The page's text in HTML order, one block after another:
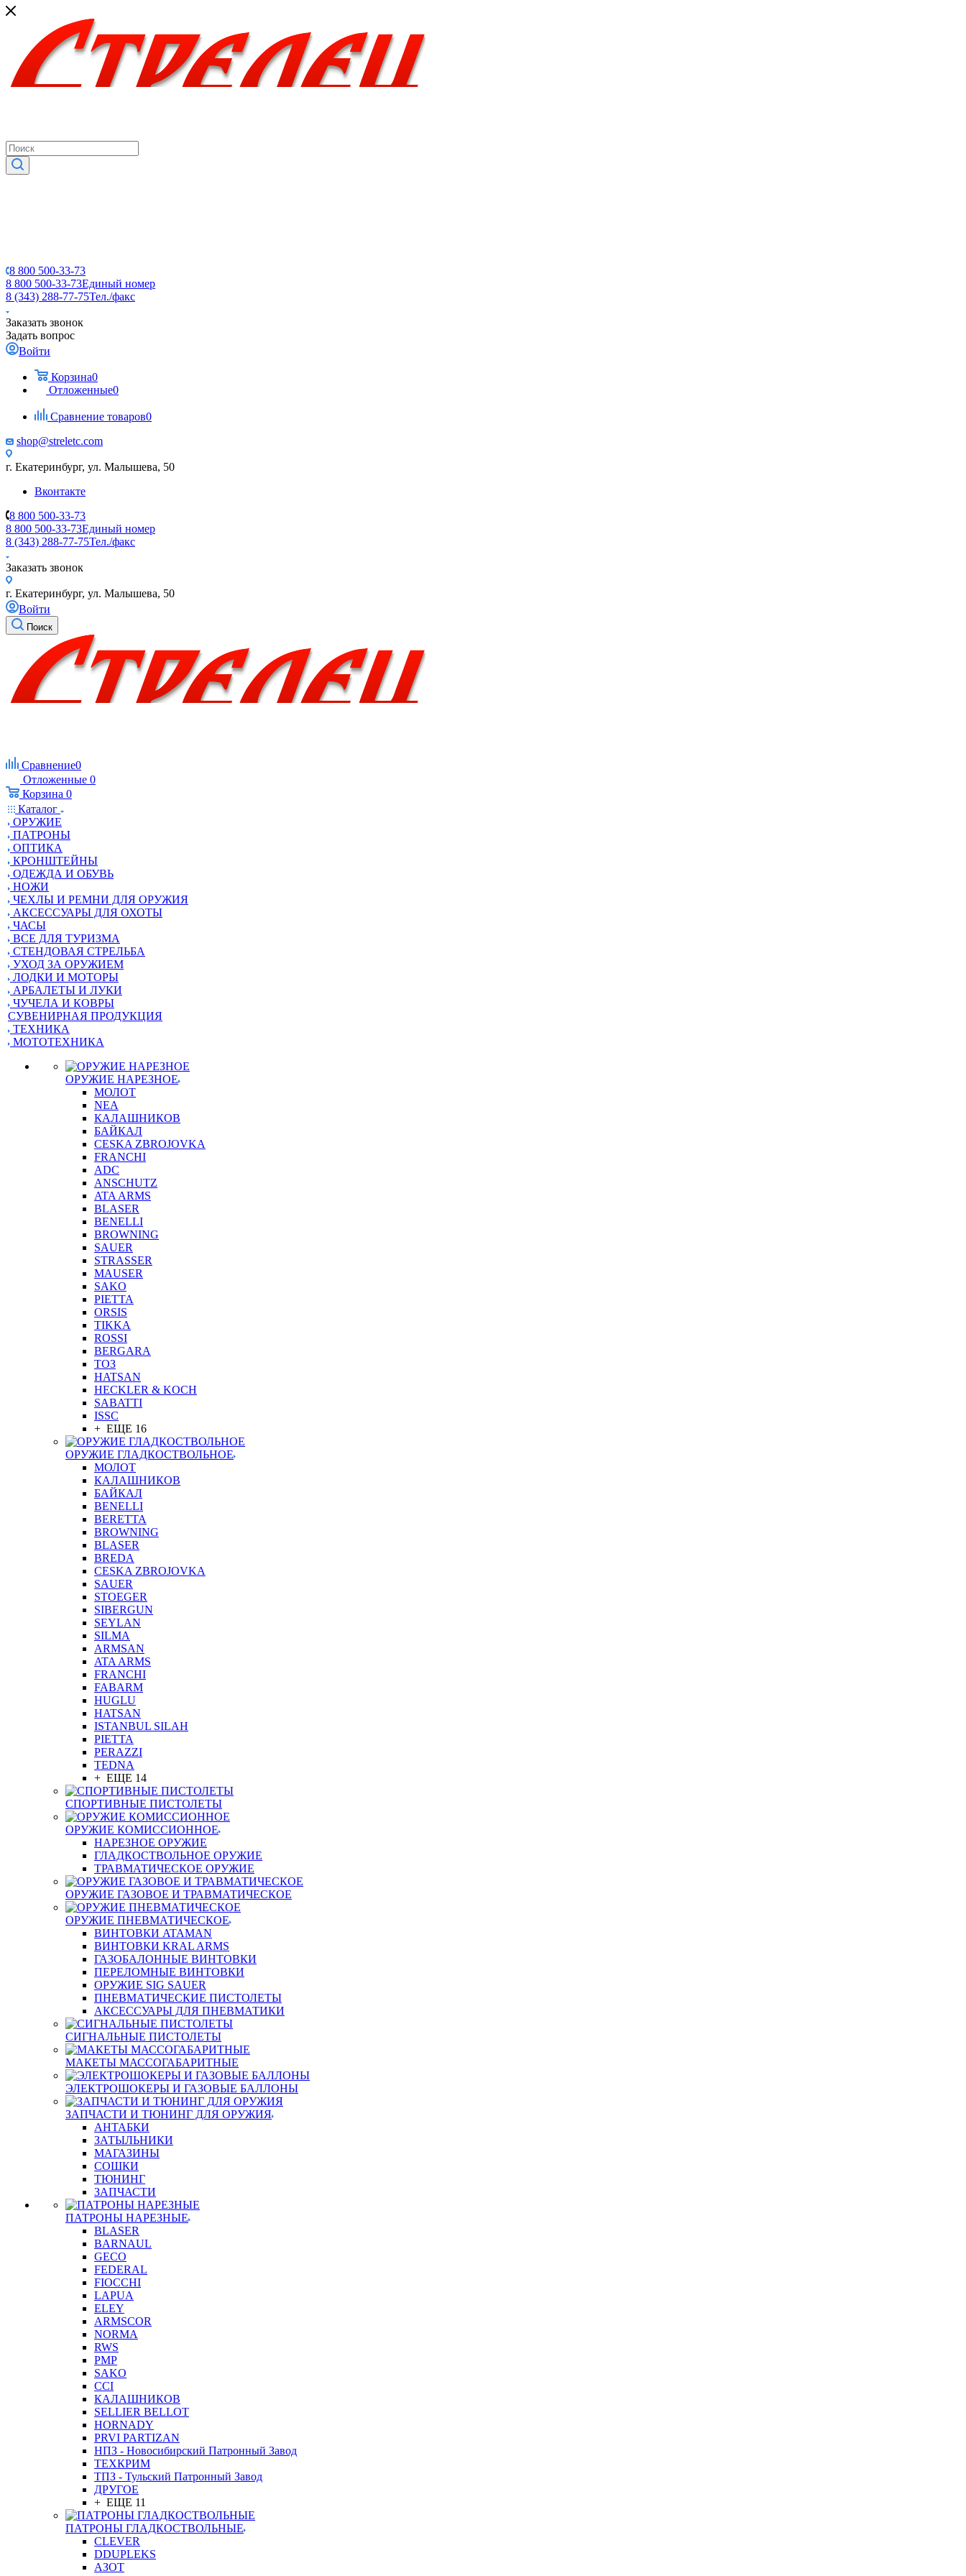
8 800 500-33-73
8 800 500-33-73Единый номер
8 (343) 288-77-75Тел./факс
Заказать звонок
Задать вопрос
Войти
Корзина0
Отложенные0
Сравнение товаров0
shop@streletc.com
г. Екатеринбург, ул. Малышева, 50
Вконтакте
8 800 500-33-73
8 800 500-33-73Единый номер
8 (343) 288-77-75Тел./факс
Заказать звонок
г. Екатеринбург, ул. Малышева, 50
Войти
Поиск
Сравнение0
Отложенные 0
Корзина 0
Каталог
ОРУЖИЕ
ПАТРОНЫ
ОПТИКА
КРОНШТЕЙНЫ
ОДЕЖДА И ОБУВЬ
НОЖИ
ЧЕХЛЫ И РЕМНИ ДЛЯ ОРУЖИЯ
АКСЕССУАРЫ ДЛЯ ОХОТЫ
ЧАСЫ
ВСЕ ДЛЯ ТУРИЗМА
СТЕНДОВАЯ СТРЕЛЬБА
УХОД ЗА ОРУЖИЕМ
ЛОДКИ И МОТОРЫ
АРБАЛЕТЫ И ЛУКИ
ЧУЧЕЛА И КОВРЫ
СУВЕНИРНАЯ ПРОДУКЦИЯ
ТЕХНИКА
МОТОТЕХНИКА
ОРУЖИЕ НАРЕЗНОЕ
МОЛОТ
NEA
КАЛАШНИКОВ
БАЙКАЛ
CESKA ZBROJOVKA
FRANCHI
ADC
ANSCHUTZ
ATA ARMS
BLASER
BENELLI
BROWNING
SAUER
STRASSER
MAUSER
SAKO
PIETTA
ORSIS
TIKKA
ROSSI
BERGARA
ТОЗ
HATSAN
HECKLER & KOCH
SABATTI
ISSC
+ ЕЩЕ 16
ОРУЖИЕ ГЛАДКОСТВОЛЬНОЕ
МОЛОТ
КАЛАШНИКОВ
БАЙКАЛ
BENELLI
BERETTA
BROWNING
BLASER
BREDA
CESKA ZBROJOVKA
SAUER
STOEGER
SIBERGUN
SEYLAN
SILMA
ARMSAN
ATA ARMS
FRANCHI
FABARM
HUGLU
HATSAN
ISTANBUL SILAH
PIETTA
PERAZZI
TEDNA
+ ЕЩЕ 14
СПОРТИВНЫЕ ПИСТОЛЕТЫ
ОРУЖИЕ КОМИССИОННОЕ
НАРЕЗНОЕ ОРУЖИЕ
ГЛАДКОСТВОЛЬНОЕ ОРУЖИЕ
ТРАВМАТИЧЕСКОЕ ОРУЖИЕ
ОРУЖИЕ ГАЗОВОЕ И ТРАВМАТИЧЕСКОЕ
ОРУЖИЕ ПНЕВМАТИЧЕСКОЕ
ВИНТОВКИ ATAMAN
ВИНТОВКИ KRAL ARMS
ГАЗОБАЛОННЫЕ ВИНТОВКИ
ПЕРЕЛОМНЫЕ ВИНТОВКИ
ОРУЖИЕ SIG SAUER
ПНЕВМАТИЧЕСКИЕ ПИСТОЛЕТЫ
АКСЕССУАРЫ ДЛЯ ПНЕВМАТИКИ
СИГНАЛЬНЫЕ ПИСТОЛЕТЫ
МАКЕТЫ МАССОГАБАРИТНЫЕ
ЭЛЕКТРОШОКЕРЫ И ГАЗОВЫЕ БАЛЛОНЫ
ЗАПЧАСТИ И ТЮНИНГ ДЛЯ ОРУЖИЯ
АНТАБКИ
ЗАТЫЛЬНИКИ
МАГАЗИНЫ
СОШКИ
ТЮНИНГ
ЗАПЧАСТИ
ПАТРОНЫ НАРЕЗНЫЕ
BLASER
BARNAUL
GEСO
FEDERAL
FIOCCHI
LAPUA
ELEY
ARMSCOR
NORMA
RWS
PMP
SAKO
CCI
КАЛАШНИКОВ
SELLIER BELLOT
HORNADY
PRVI PARTIZAN
НПЗ - Новосибирский Патронный Завод
ТЕХКРИМ
ТПЗ - Тульский Патронный Завод
ДРУГОЕ
+ ЕЩЕ 11
ПАТРОНЫ ГЛАДКОСТВОЛЬНЫЕ
CLEVER
DDUPLEKS
АЗОТ